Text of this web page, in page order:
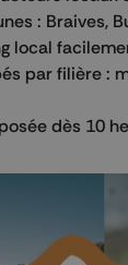
: Braives,
local
par filière :
dès 10